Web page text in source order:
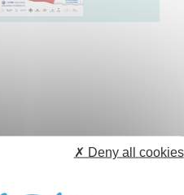
✗ Deny all cookies